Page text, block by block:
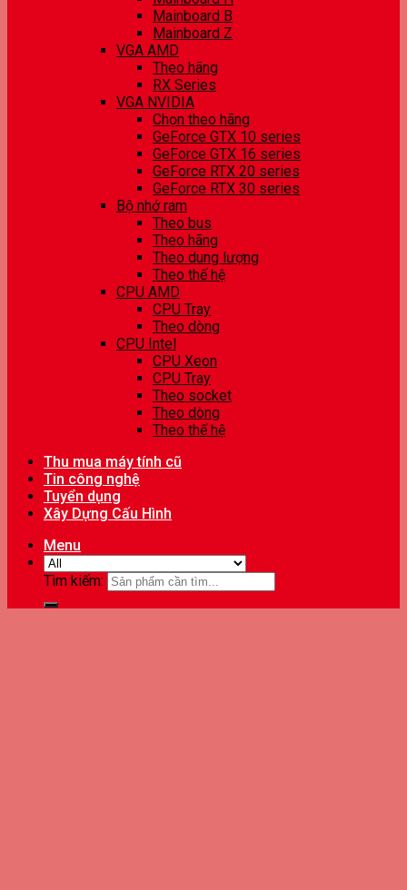
Mainboard B
Mainboard Z
VGA AMD
Theo hãng
RX Series
VGA NVIDIA
Chọn theo hãng
GeForce GTX 10 series
GeForce GTX 16 series
GeForce RTX 20 series
GeForce RTX 30 series
Bộ nhớ ram
Theo bus
Theo hãng
Theo dung lượng
Theo thế hệ
CPU AMD
CPU Tray
Theo dòng
CPU Intel
CPU Xeon
CPU Tray
Theo socket
Theo dòng
Theo thế hệ
Thu mua máy tính cũ
Tin công nghệ
Tuyển dụng
Xây Dựng Cấu Hình
Menu
Tìm kiếm: